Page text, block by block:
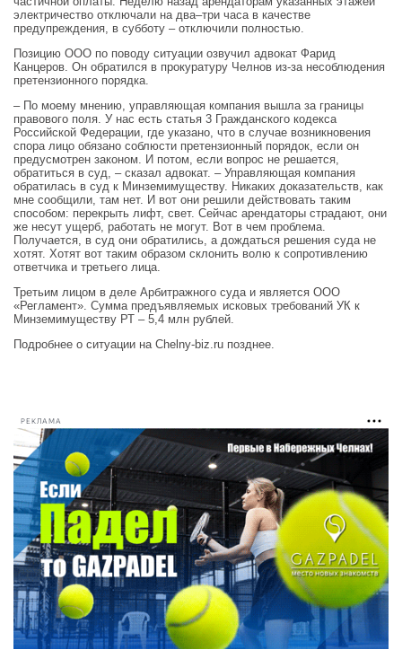
электричество отключали на два–три часа в качестве
предупреждения, в субботу – отключили полностью.
Позицию ООО по поводу ситуации озвучил адвокат Фарид
Канцеров. Он обратился в прокуратуру Челнов из-за несоблюдения
претензионного порядка.
– По моему мнению, управляющая компания вышла за границы
правового поля. У нас есть статья 3 Гражданского кодекса
Российской Федерации, где указано, что в случае возникновения
спора лицо обязано соблюсти претензионный порядок, если он
предусмотрен законом. И потом, если вопрос не решается,
обратиться в суд, – сказал адвокат. – Управляющая компания
обратилась в суд к Минземимуществу. Никаких доказательств, как
мне сообщили, там нет. И вот они решили действовать таким
способом: перекрыть лифт, свет. Сейчас арендаторы страдают, они
же несут ущерб, работать не могут. Вот в чем проблема.
Получается, в суд они обратились, а дождаться решения суда не
хотят. Хотят вот таким образом склонить волю к сопротивлению
ответчика и третьего лица.
Третьим лицом в деле Арбитражного суда и является ООО
«Регламент». Сумма предъявляемых исковых требований УК к
Минземимуществу РТ – 5,4 млн рублей.
Подробнее о ситуации на Chelny-biz.ru позднее.
РЕКЛАМА